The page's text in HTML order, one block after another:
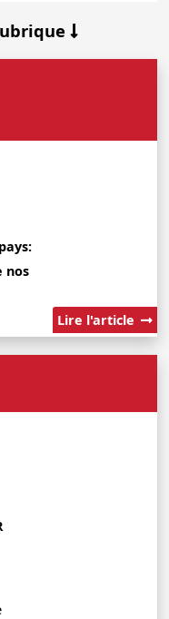
nos
Lire l'article